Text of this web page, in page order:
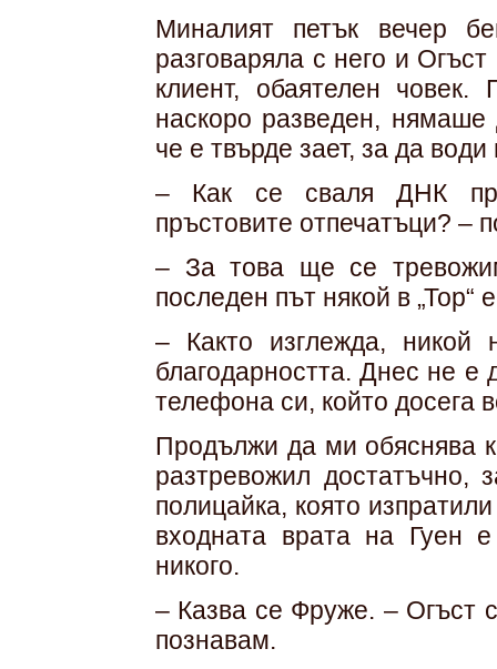
Миналият петък вечер
разговаряла с него и
клиент, обаятелен
наскоро разведен,
че е твърде зает, за да
– Как се сваля ДНК
пръстовите отпечатъци? –
– За това ще се
последен път някой в „Тор“
– Както изглежда,
благодарността. Днес не е
телефона си, който досега
Продължи да ми обяснява
разтревожил
полицайка, която
входната врата на Гуен
никого.
– Казва се Фруже. – Огъст
познавам.